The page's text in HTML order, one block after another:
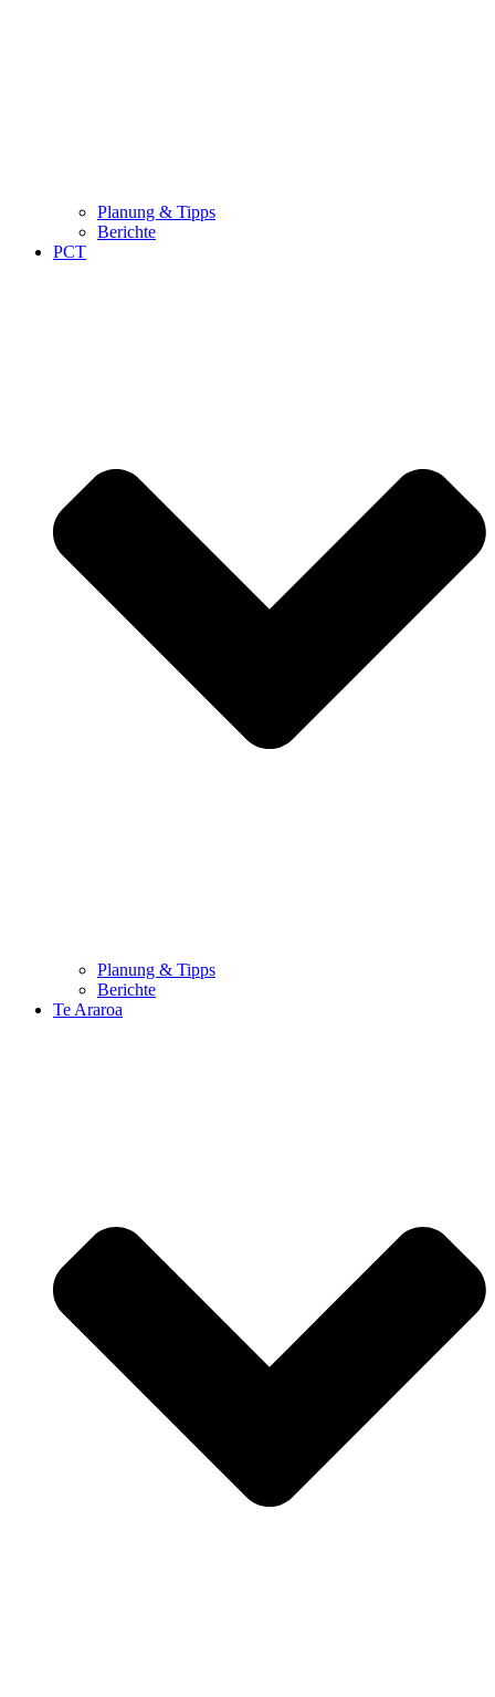
Planung & Tipps
Berichte
PCT
Planung & Tipps
Berichte
Te Araroa